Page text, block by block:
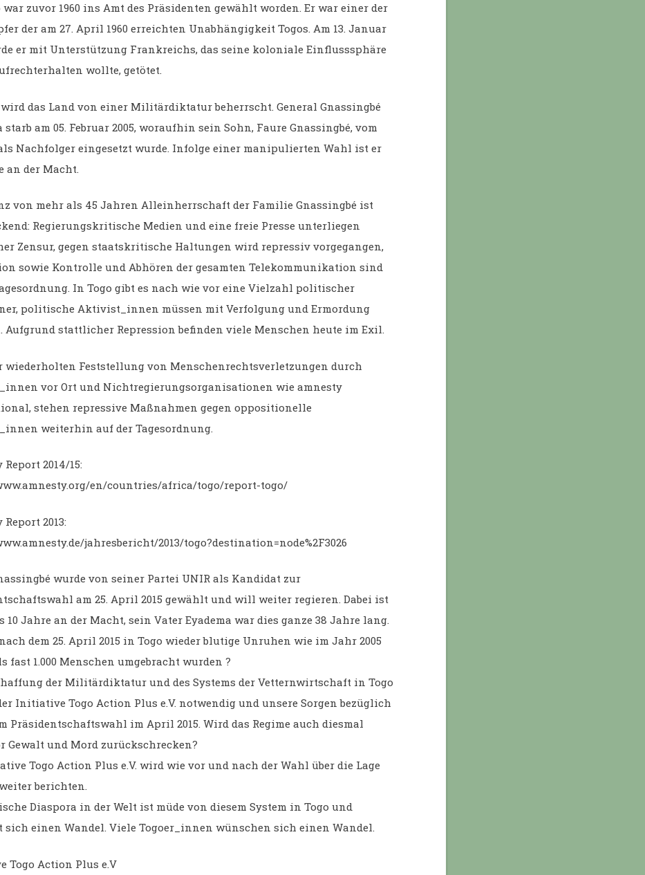
zuvor 1960 ins Amt des Präsidenten gewählt worden. Er war einer der
der am 27. April 1960 erreichten Unabhängigkeit Togos. Am 13. Januar
er mit Unterstützung Frankreichs, das seine koloniale Einflusssphäre
wollte, getötet.
wird das Land von einer Militärdiktatur beherrscht. General Gnassingbé
starb am 05. Februar 2005, woraufhin sein Sohn, Faure Gnassingbé, vom
Nachfolger eingesetzt wurde. Infolge einer manipulierten Wahl ist er
an der Macht.
von mehr als 45 Jahren Alleinherrschaft der Familie Gnassingbé ist
Regierungskritische Medien und eine freie Presse unterliegen
Zensur, gegen staatskritische Haltungen wird repressiv vorgegangen,
sowie Kontrolle und Abhören der gesamten Telekommunikation sind
In Togo gibt es nach wie vor eine Vielzahl politischer
politische Aktivist_innen müssen mit Verfolgung und Ermordung
Aufgrund stattlicher Repression befinden viele Menschen heute im Exil.
wiederholten Feststellung von Menschenrechtsverletzungen durch
vor Ort und Nichtregierungsorganisationen wie amnesty
stehen repressive Maßnahmen gegen oppositionelle
weiterhin auf der Tagesordnung.
2014/15:
en/countries/africa/togo/report-togo/
2013:
jahresbericht/2013/togo?destination=node%2F3026
wurde von seiner Partei UNIR als Kandidat zur
am 25. April 2015 gewählt und will weiter regieren. Dabei ist
10 Jahre an der Macht, sein Vater Eyadema war dies ganze 38 Jahre lang.
dem 25. April 2015 in Togo wieder blutige Unruhen wie im Jahr 2005
fast 1.000 Menschen umgebracht wurden ?
der Militärdiktatur und des Systems der Vetternwirtschaft in Togo
Initiative Togo Action Plus e.V. notwendig und unsere Sorgen bezüglich
Präsidentschaftswahl im April 2015. Wird das Regime auch diesmal
Gewalt und Mord zurückschrecken?
Togo Action Plus e.V. wird wie vor und nach der Wahl über die Lage
berichten.
Diaspora in der Welt ist müde von diesem System in Togo und
sich einen Wandel. Viele Togoer_innen wünschen sich einen Wandel.
Togo Action Plus e.V